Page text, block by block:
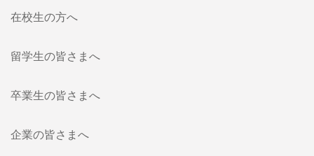
在校生の方へ
留学生の皆さまへ
卒業生の皆さまへ
企業の皆さまへ